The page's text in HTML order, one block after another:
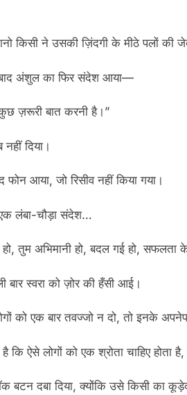
किसी ने उसकी ज़िंदगी के मीठे पलों की
अंशुल का फिर संदेश आया—
कुछ ज़रूरी बात करनी है।”
दिया।
फोन आया, जो रिसीव नहीं किया गया।
लंबा-चौड़ा संदेश…
हो, तुम अभिमानी हो, बदल गई हो, सफलता
बार स्वरा को ज़ोर की हँसी आई।
को एक बार तवज्जो न दो, तो इनके
कि ऐसे लोगों को एक श्रोता चाहिए
बटन दबा दिया, क्योंकि उसे किसी का